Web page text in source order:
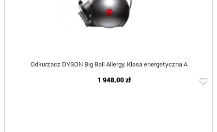
Odkurzacz DYSON Big Ball Allergy. Klasa energetyczna A
1 948,00 zł